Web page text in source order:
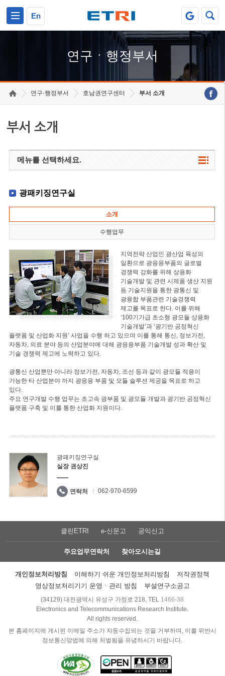
En
연구ㆍ행정부서
연구·행정부서 호남권연구센터 부서 소개
부서 소개
메뉴를 선택하세요.
광패키징연구실
소개
수행업무
지역전략 산업인 광산업 육성의
일환으로 광응용부품의 글로벌
경쟁력 강화를 위해 상용화
기술개발 및 관련 시제품 생산 지원
등 기술지원을 통한 광통신 및
광융합 부품관련 기술경쟁력
제고를 목표로 한다. 이를 위해
‘100기가급 초소형 광모듈 상용화
기술개발’과 ‘광기반 공정혁신
플랫폼 및 산업화 지원’ 사업을 수행 하고 있으며 이를 통해 통신, 정보가전,
자동차, 의료 분야 등의 산업분야에 대해 광응용부품 기술개발 성과 확산 및
기술 경쟁력 제고에 노력하고 있다.
광통신 산업뿐만 아니라 정보가전, 자동차, 조선 등과 같이 광모듈 적용이
가능한 타 산업분야 까지 광응용 부품 및 모듈 솔루션 제공을 목표로 하고
있다.
주요 연구개발 수행 업무는 초고속 광부품 및 광모듈 개발과 광기반 공정혁신
플랫폼 구축 및 이를 통한 산업화 지원이다.
광패키징연구실
실장 권상진
연락처 062-970-6599
클린ETRI e-신문고 공익신고
주요업무연락처 찾아오시는길
개인정보처리방침 이해하기 쉬운 개인정보처리방침
저작권정책
영상정보처리기기 운영ㆍ관리 방침
부설연구소공고
(34129) 대전광역시 유성구 가정로 218, TEL 1466-38
Electronics and Telecommunications Research Institute.
All rights reserved.
본 홈페이지에 게시된 이메일 주소가 자동수집되는 것을 거부하며, 이를 위반시
정보통신망법에 의해 처벌됨을 유념하시기 바랍니다.